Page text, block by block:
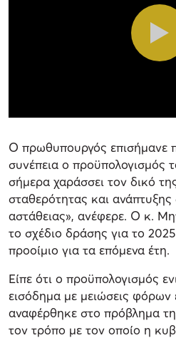
Ο πρωθυπουργός επισήμανε
συνέπεια ο προϋπολογισμός
σήμερα χαράσσει τον δικό
σταθερότητας και ανάπτυξης
αστάθειας», ανέφερε. Ο κ.
το σχέδιο δράσης για το
προοίμιο για τα επόμενα έτη.
Είπε ότι ο προϋπολογισμός
εισόδημα με μειώσεις
αναφέρθηκε στο πρόβλημα
τον τρόπο με τον οποίο η